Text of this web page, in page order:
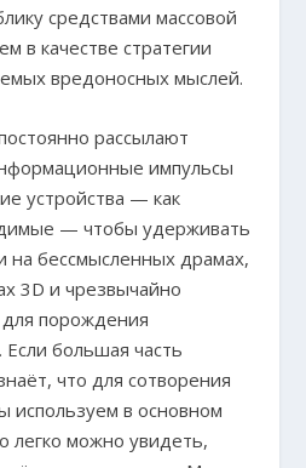
средствами массовой
в качестве стратегии
вредоносных мыслей.
рассылают
импульсы
устройства — как
— чтобы удерживать
бессмысленных драмах,
3D и чрезвычайно
порождения
Если большая часть
что для сотворения
используем в основном
легко можно увидеть,